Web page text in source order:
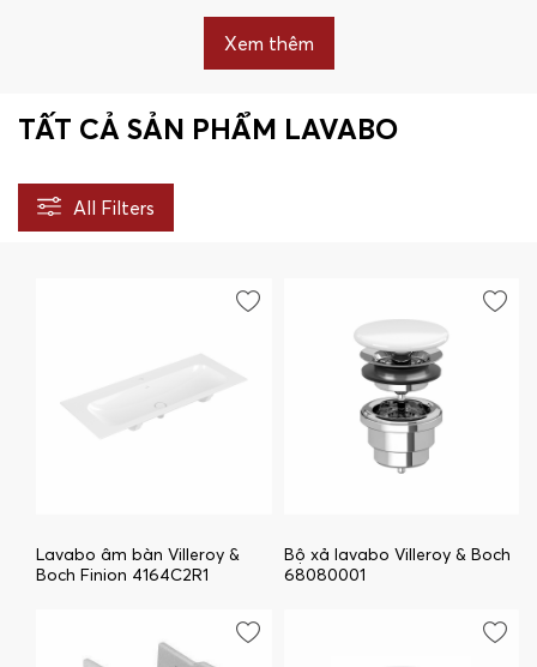
Xem thêm
TẤT CẢ SẢN PHẨM LAVABO
All Filters
Lavabo âm bàn Villeroy &
Boch Finion 4164C2R1
Bộ xả lavabo Villeroy & Boch
68080001